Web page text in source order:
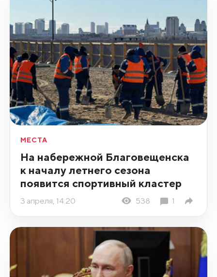
МЕСТА
На набережной Благовещенска
к началу летнего сезона
появится спортивный кластер
3 апреля, 14:20 538 1